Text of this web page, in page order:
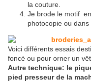
la couture.
Je brode le motif
photocopie ou dans
Voici différents essais
foncé ou pour orner un
Autre technique: le
pied presseur de la